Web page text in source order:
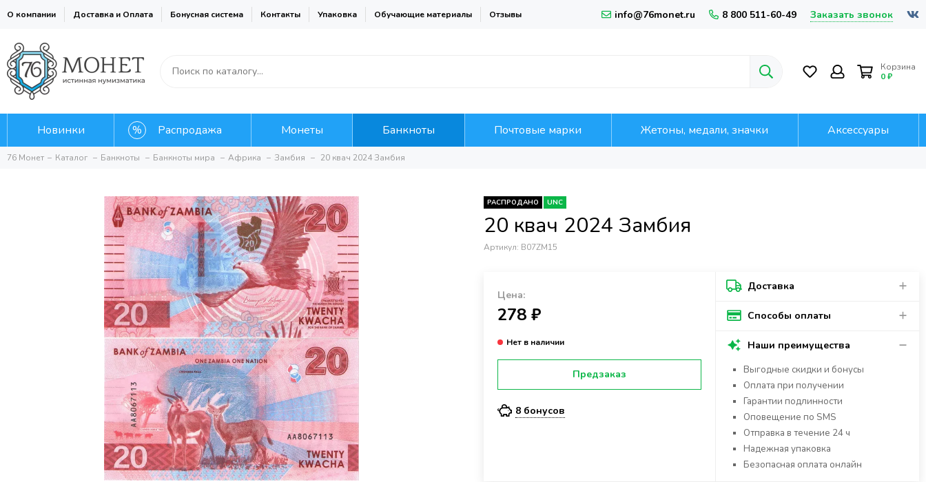
О компании Доставка и Оплата Бонусная система Контакты Упаковка Обучающие материалы Отзывы info@76monet.ru 8 800 511-60-49 Заказать звонок
Корзина
0 ₽
Новинки Распродажа Монеты Банкноты Почтовые марки Жетоны, медали, значки Аксессуары
76 Монет Каталог Банкноты Банкноты мира Африка Замбия 20 квач 2024 Замбия
РАСПРОДАНО UNC
20 квач 2024 Замбия
Артикул: B07ZM15
Цена:
278 ₽
Предзаказ
8 бонусов
Доставка
Способы оплаты
Наши преимущества
Выгодные скидки и бонусы
Оплата при получении
Гарантии подлинности
Оповещение по SMS
Отправка в течение 24 ч
Надежная упаковка
Безопасная оплата онлайн